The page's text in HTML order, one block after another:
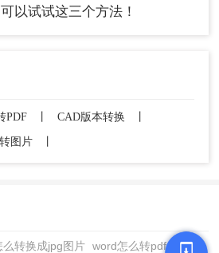
以试试这三个方法！
PDF 丨 CAD版本转换
丨
图片 丨
么转换成jpg图片 word怎么转pdf